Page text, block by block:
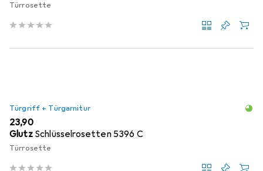
Türrosette
Türgriff + Türgarnitur
EUR
23,90
Glutz Schlüsselrosetten 5396 C
Türrosette